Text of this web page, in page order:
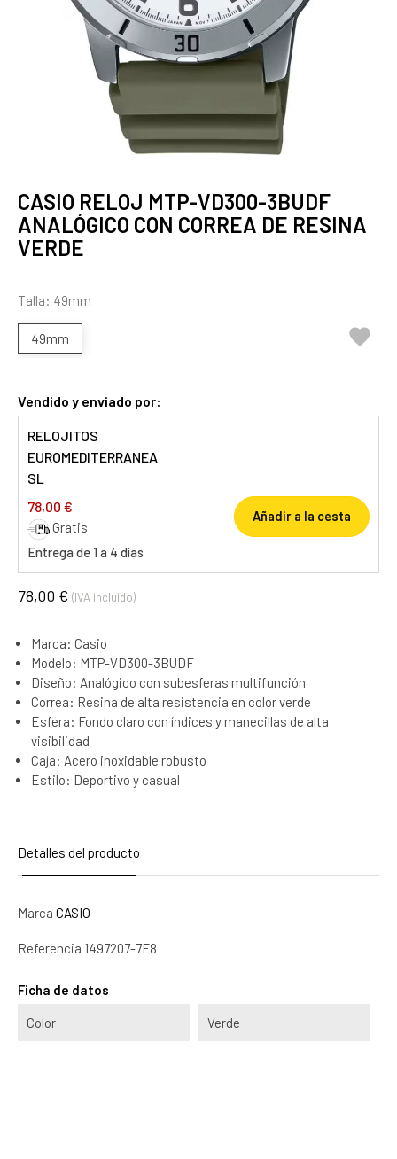
CASIO RELOJ MTP-VD300-3BUDF
ANALÓGICO CON CORREA DE RESINA
VERDE
Talla: 49mm
49mm 
Vendido y enviado por:
RELOJITOS
EUROMEDITERRANEA
SL
78,00 €
Gratis
Entrega de 1 a 4 días
Añadir a la cesta
78,00 € (IVA incluido)
Marca: Casio
Modelo: MTP-VD300-3BUDF
Diseño: Analógico con subesferas multifunción
Correa: Resina de alta resistencia en color verde
Esfera: Fondo claro con índices y manecillas de alta
visibilidad
Caja: Acero inoxidable robusto
Estilo: Deportivo y casual
Detalles del producto
Marca CASIO
Referencia 1497207-7F8
Ficha de datos
Color Verde